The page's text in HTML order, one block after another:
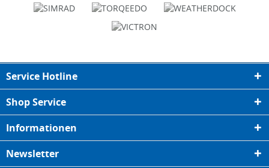
Service Hotline
Shop Service
Informationen
Newsletter